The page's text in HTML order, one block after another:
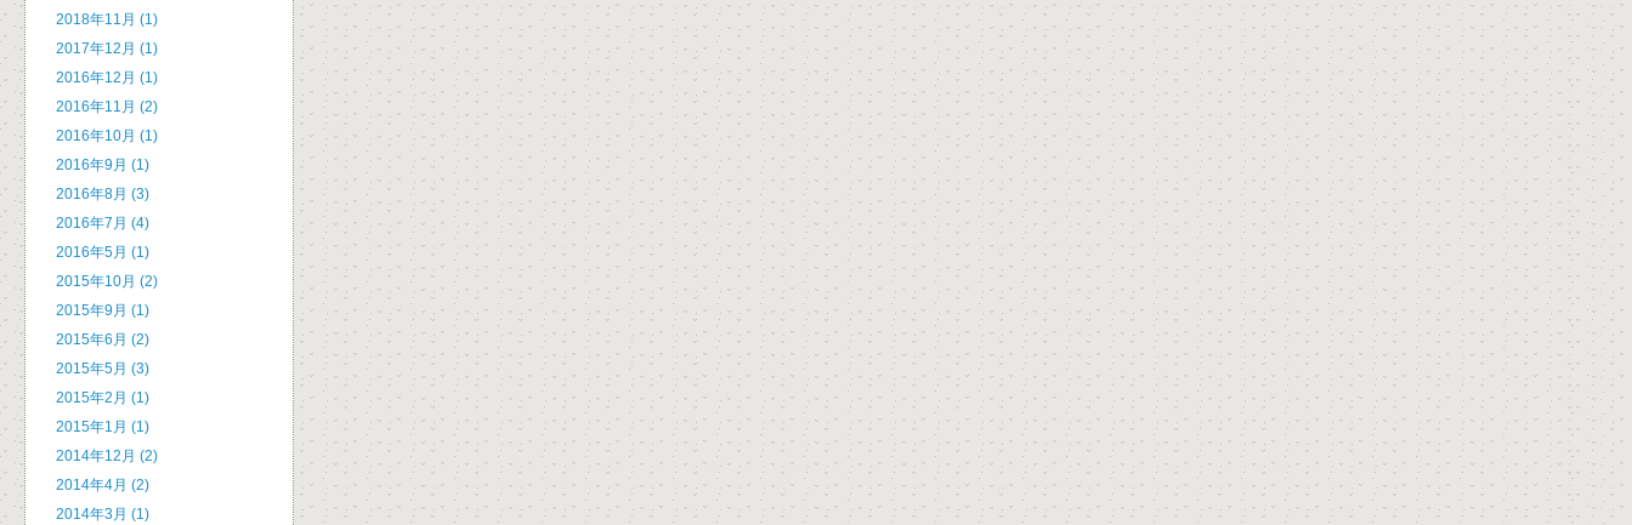
2018年11月 (1)
2017年12月 (1)
2016年12月 (1)
2016年11月 (2)
2016年10月 (1)
2016年9月 (1)
2016年8月 (3)
2016年7月 (4)
2016年5月 (1)
2015年10月 (2)
2015年9月 (1)
2015年6月 (2)
2015年5月 (3)
2015年2月 (1)
2015年1月 (1)
2014年12月 (2)
2014年4月 (2)
2014年3月 (1)